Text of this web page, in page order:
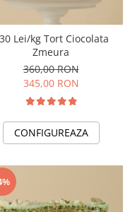
Lei/kg Tort Ciocolata
Zmeura
360,00 RON
345,00 RON
CONFIGUREAZA